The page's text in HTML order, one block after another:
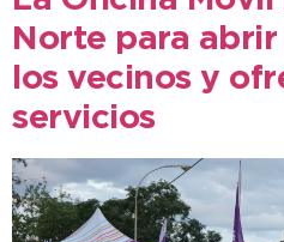
Norte para
los vecinos y
servicios